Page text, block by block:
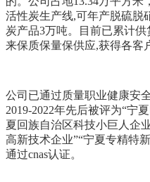
活性炭生产线,可年产脱硫脱
炭产品3万吨。目前已累计
来保质保量保供应,获得各客
公司已通过质量职业健康安
2019-2022年先后被评为“宁
夏回族自治区科技小巨人企
高新技术企业”“宁夏专精特
通过cnas认证。